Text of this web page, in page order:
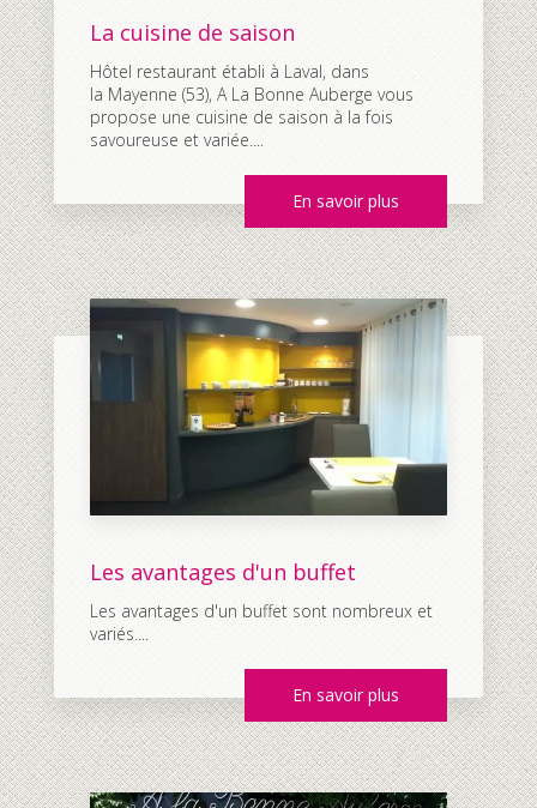
La cuisine de saison
Hôtel restaurant établi à Laval, dans
la Mayenne (53), A La Bonne Auberge vous
propose une cuisine de saison à la fois
savoureuse et variée....
En savoir plus
Les avantages d'un buffet
Les avantages d'un buffet sont nombreux et
variés....
En savoir plus